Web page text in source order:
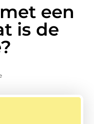
een
is de